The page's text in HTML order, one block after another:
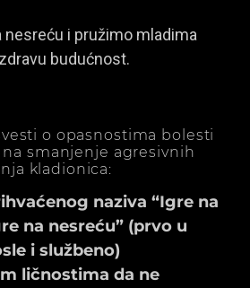
nesreću i pružimo mladima
budućnost.
o opasnostima bolesti
smanjenje agresivnih
kladionica:
naziva “Igre na
na nesreću” (prvo u
i službeno)
ličnostima da ne